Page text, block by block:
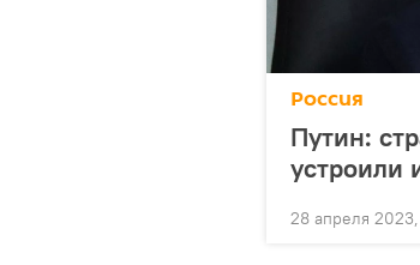
Россия
Путин:
устроили
28 апреля